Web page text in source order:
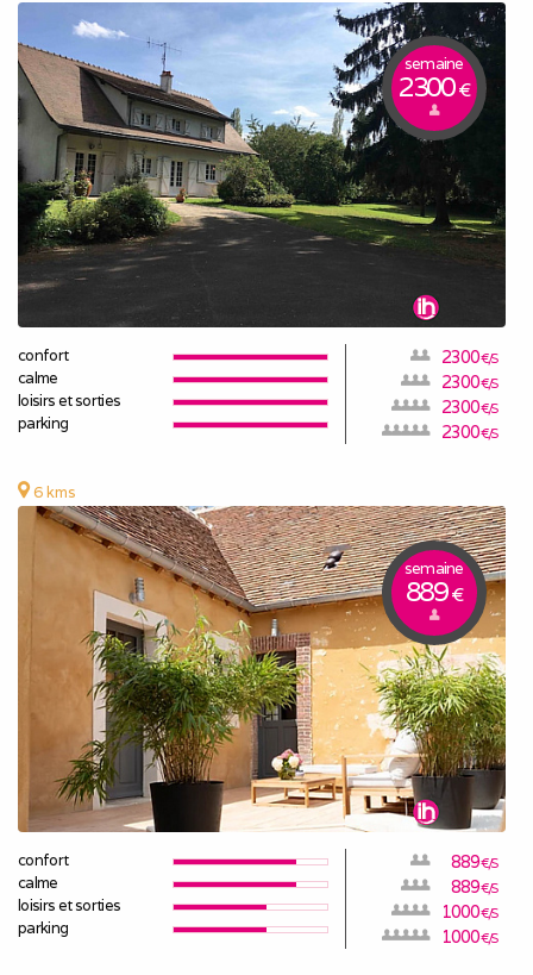
semaine
2300€
confort
calme
loisirs et sorties
parking
2300€/S
2300€/S
2300€/S
2300€/S
6 kms
semaine
889€
confort
calme
loisirs et sorties
parking
889€/S
889€/S
1000€/S
1000€/S